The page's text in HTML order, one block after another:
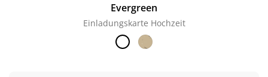
Evergreen
Einladungskarte Hochzeit